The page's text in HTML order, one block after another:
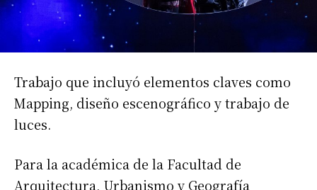
Trabajo que incluyó elementos claves como
Mapping, diseño escenográfico y trabajo de
luces.
Para la académica de la Facultad de
Arquitectura, Urbanismo y Geografía